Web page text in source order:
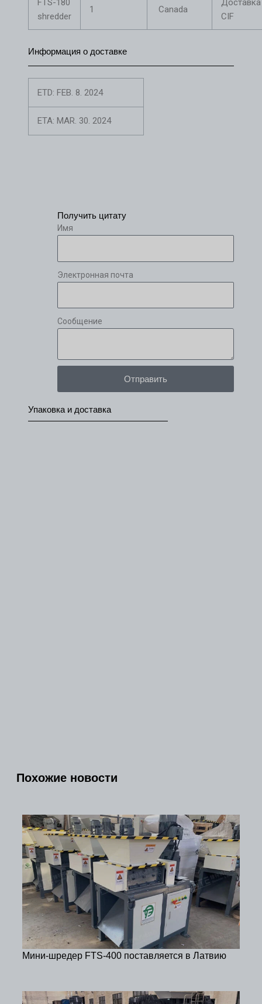
FTS-180
shredder
1 Canada
Доставка
CIF
Информация о доставке
ETD: FEB. 8. 2024
ETA: MAR. 30. 2024
Получить цитату
Имя
Электронная почта
Сообщение
Отправить
Упаковка и доставка
Похожие новости
Мини-шредер FTS-400 поставляется в Латвию